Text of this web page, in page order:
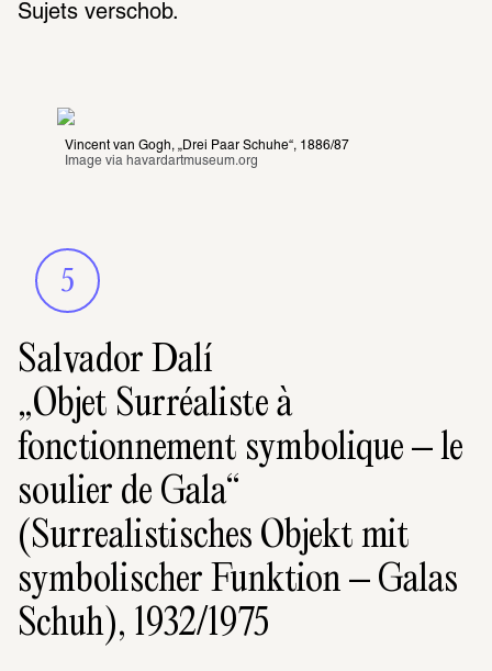
Sujets verschob.
Vincent van Gogh, „Drei Paar Schuhe“, 1886/87
Image via havardartmuseum.org
5
Salvador Dalí
„Objet Surréaliste à
fonctionnement symbolique – le
soulier de Gala“
(Surrealistisches Objekt mit
symbolischer Funktion – Galas
Schuh), 1932/1975